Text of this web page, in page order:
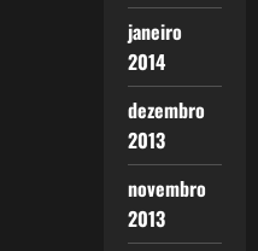
janeiro
2014
dezembro
2013
novembro
2013